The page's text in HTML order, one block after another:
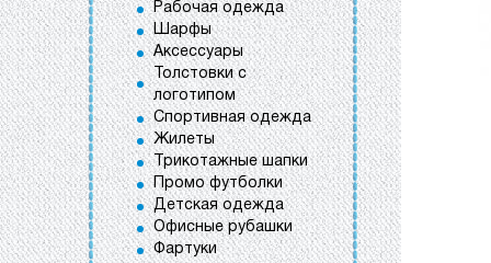
Рабочая одежда
Шарфы
Аксессуары
Толстовки с
логотипом
Спортивная одежда
Жилеты
Трикотажные шапки
Промо футболки
Детская одежда
Офисные рубашки
Фартуки